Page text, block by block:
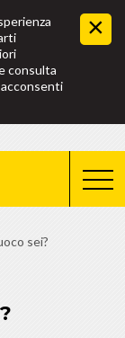
consulta
acconsenti
sei?